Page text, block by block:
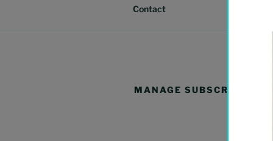
Contact
MANAGE SUBSCRIPTIONS